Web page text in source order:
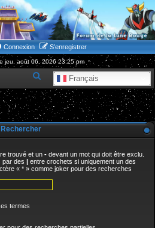
Connexion S’enregistrer
jeu. août 06, 2026 23:25 pm
Français
e
c
h
c
e
Rechercher
trouvé et un - devant un mot qui doit être exclu.
par des | entre crochets si uniquement un des
« * » comme joker pour des recherches
termes